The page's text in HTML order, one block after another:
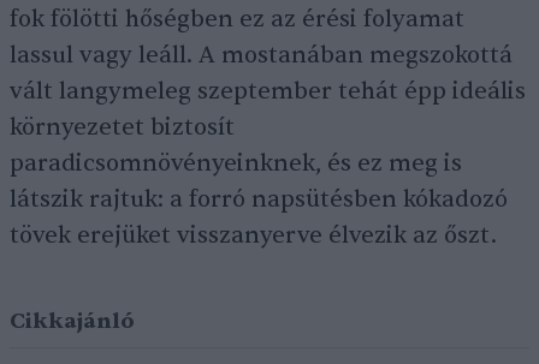
fok fölötti hőségben ez az érési folyamat
lassul vagy leáll. A mostanában megszokottá
vált langymeleg szeptember tehát épp ideális
környezetet biztosít
paradicsomnövényeinknek, és ez meg is
látszik rajtuk: a forró napsütésben kókadozó
tövek erejüket visszanyerve élvezik az őszt.
Cikkajánló